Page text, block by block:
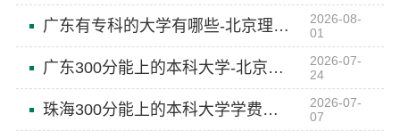
广东有专科的大学有哪些-北京理工大学珠海学院继教院
2026-08-
01
广东300分能上的本科大学-北京理工大学珠海学院继续教育学院
2026-07-
24
珠海300分能上的本科大学学费多少-北京理工大学珠海学院继教院
2026-07-
07